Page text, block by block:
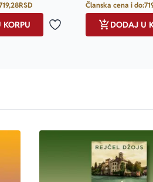
RSD
Dodaj u omiljene
Članska cena i do:
DODAJ U